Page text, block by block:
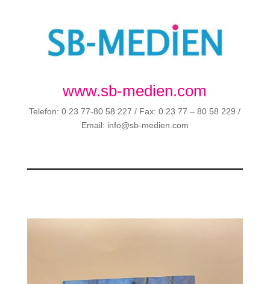
www.sb-medien.com
Telefon: 0 23 77-80 58 227 / Fax: 0 23 77 – 80 58 229 /
Email: info@sb-medien.com